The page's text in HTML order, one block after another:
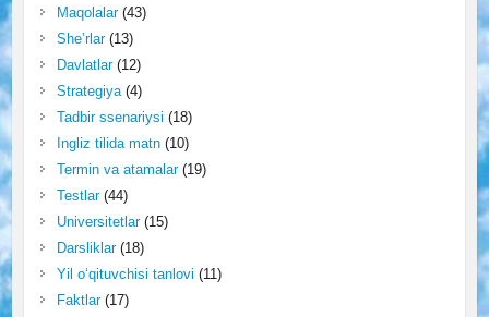
Maqolalar(43)
She’rlar(13)
Davlatlar(12)
Strategiya(4)
Tadbir ssenariysi (18)
Ingliz tilida matn(10)
Termin va atamalar(19)
Testlar(44)
Universitetlar(15)
Darsliklar(18)
Yil o‘qituvchisi tanlovi (11)
Faktlar(17)